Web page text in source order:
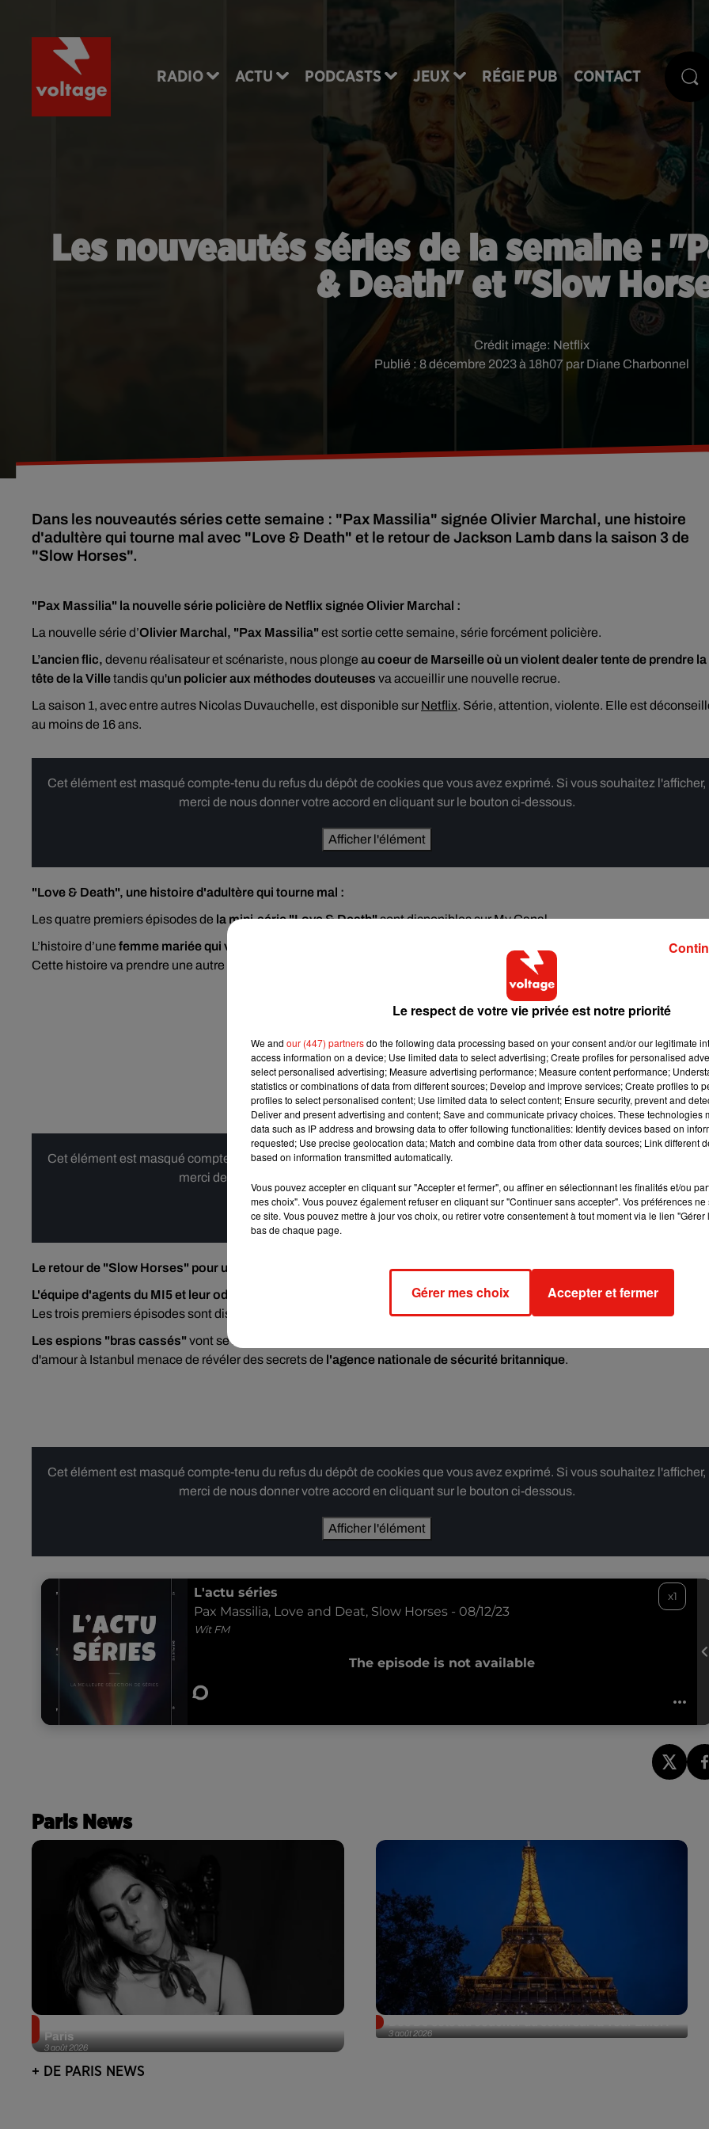
RADIO ACTU PODCASTS JEUX RÉGIE PUB CONTACT
Les nouveautés séries de la semaine :
& Death" et "Slow
Publié : 8 décembre 2023 à 18h07 par Diane Charbonnel
Crédit image: Netflix
Dans les nouveautés séries cette semaine : "Pax Massilia" signée Olivier Marchal, une histoire
d'adultère qui tourne mal avec "Love & Death" et le retour de Jackson Lamb dans la saison 3 de
"Slow Horses".
"Pax Massilia" la nouvelle série policière de Netflix signée Olivier Marchal :
La nouvelle série d’Olivier Marchal, "Pax Massilia"est sortie cette semaine, série forcément policière.
L’ancien flic, devenu réalisateur et scénariste, nous plonge au coeur de Marseille où un violent dealer tente de prendre la
tête de la Villetandis qu'un policier aux méthodes douteuses va accueillir une nouvelle recrue.
La saison 1, avec entre autres Nicolas Duvauchelle, est disponible sur Netflix. Série, attention, violente. Elle est
au moins de 16 ans.
Cet élément est masqué compte-tenu du refus du dépôt de cookies que vous avez exprimé. Si vous souhaitez l'afficher,
merci de nous donner votre accord en cliquant sur le bouton ci-dessous.
Afficher l'élément
"Love & Death", une histoire d'adultère qui tourne mal :
Les quatre premiers épisodes de la mini-série "Love & Death"sont disponibles surMy Canal.
L’histoire d’une femme mariée qui va entretenir une relation avec un homme, lui aussi en couple, pour pimenter sa vie.
Cette histoire va prendre une autre tournure lorsque
leurs conjoints respectifs vont découvrir leur relation
Cet élément est masqué compte-tenu du refus du dépôt de cookies que vous avez exprimé. Si vous souhaitez l'afficher,
merci de nous donner votre accord en cliquant sur le bouton ci-dessous.
Afficher l'élément
Le retour de "Slow Horses" pour une troisième saison :
L'équipe d'agents du MI5 et leur odieux patron Jackson Lamb
sont de retour dans la troisième saison de "Slow Horses".
Les trois premiers épisodes sont disponibles sur
Les espions "bras cassés"vont se retrouver au coeur d'une conspiration mettant en danger le MI5 après qu'une histoire
d'amour à Istanbul menace de révéler des secrets de l'agence nationale de sécurité britannique.
Cet élément est masqué compte-tenu du refus du dépôt de cookies que vous avez exprimé. Si vous souhaitez l'afficher,
merci de nous donner votre accord en cliquant sur le bouton ci-dessous.
Afficher l'élément
Paris News
3 août 2026
Paris
3 août 2026
+ DE PARIS NEWS
Le respect de votre vie privée est notre priorité
We and our (447) partnersdo the following data processing based on your consent and/or our legitimate
access information on a device; Use limited data to select advertising; Create profiles for personalised
select personalised advertising; Measure advertising performance; Measure content performance;
statistics or combinations of data from different sources; Develop and improve services; Create profiles to
profiles to select personalised content; Use limited data to select content; Ensure security, prevent and
Deliver and present advertising and content; Save and communicate privacy choices. These technologies
data such as IP address and browsing data to offer following functionalities: Identify devices based on
requested; Use precise geolocation data; Match and combine data from other data sources; Link different
based on information transmitted automatically.
Vous pouvez accepter en cliquant sur "Accepter et fermer", ou affiner en sélectionnant les finalités et/ou
mes choix". Vous pouvez également refuser en cliquant sur "Continuer sans accepter". Vos préférences
ce site. Vous pouvez mettre à jour vos choix, ou retirer votre consentement à tout moment via le lien
bas de chaque page.
Gérer mes choix Accepter et fermer